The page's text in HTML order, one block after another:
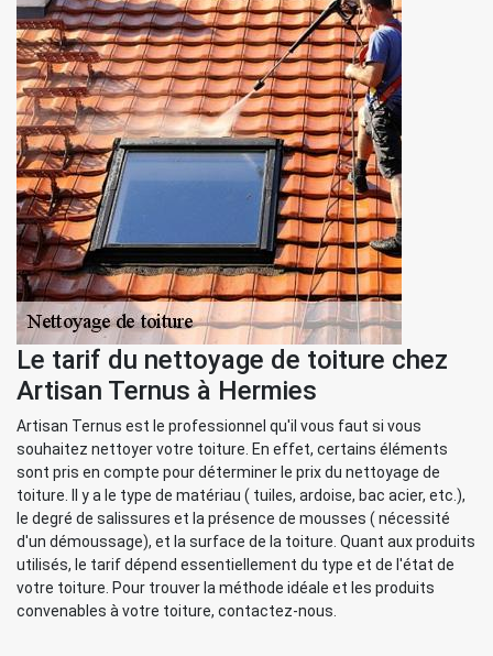
Le tarif du nettoyage de toiture chez
Artisan Ternus à Hermies
Artisan Ternus est le professionnel qu'il vous faut si vous
souhaitez nettoyer votre toiture. En effet, certains éléments
sont pris en compte pour déterminer le prix du nettoyage de
toiture. Il y a le type de matériau ( tuiles, ardoise, bac acier, etc.),
le degré de salissures et la présence de mousses ( nécessité
d'un démoussage), et la surface de la toiture. Quant aux produits
utilisés, le tarif dépend essentiellement du type et de l'état de
votre toiture. Pour trouver la méthode idéale et les produits
convenables à votre toiture, contactez-nous.